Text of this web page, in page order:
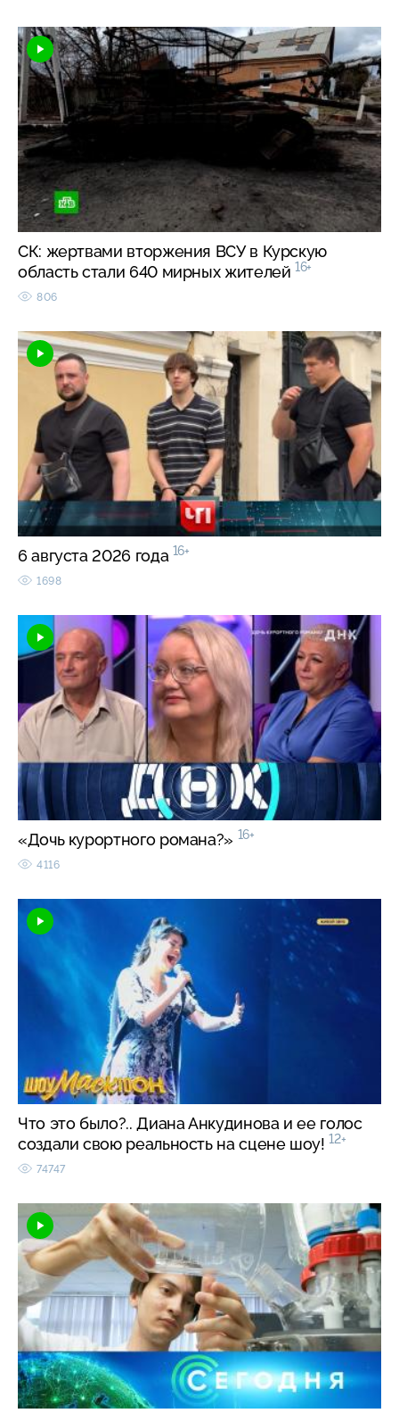
СК: жертвами вторжения ВСУ в Курскую
область стали 640 мирных жителей 16+
806
6 августа 2026 года 16+
1698
«Дочь курортного романа?» 16+
4116
Что это было?.. Диана Анкудинова и ее голос
создали свою реальность на сцене шоу! 12+
74747